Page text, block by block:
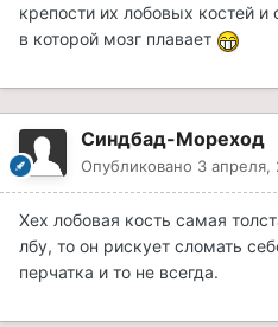
крепости их лобовых костей и
в которой мозг плавает
Синдбад-Мореход
Опубликовано 3 апреля,
Хех лобовая кость самая
лбу, то он рискует сломать
перчатка и то не всегда.